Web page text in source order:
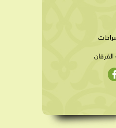
الطالب